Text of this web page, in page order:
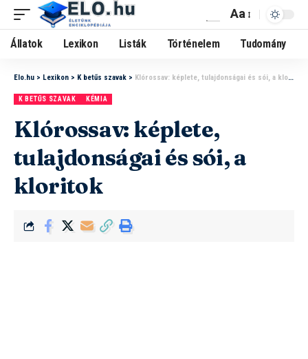
Aa
Állatok Lexikon Listák Történelem Tudomány
Elo.hu > Lexikon > K betűs szavak > Klórossav: képlete, tulajdonságai és sói, a kloritok
K BETŰS SZAVAK KÉMIA
Klórossav: képlete,
tulajdonságai és sói, a
kloritok